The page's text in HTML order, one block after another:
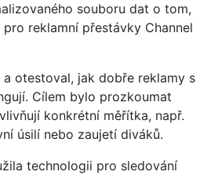
souboru dat o tom,
reklamní přestávky Channel
otestoval, jak dobře reklamy s
Cílem bylo prozkoumat
konkrétní měřítka, např.
úsilí nebo zaujetí diváků.
technologii pro sledování